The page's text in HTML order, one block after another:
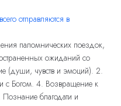
отправляются в
паломнических поездок,
ожиданий со
(души, чувств и эмоций). 2.
с Богом. 4. Возвращение к
благодати и